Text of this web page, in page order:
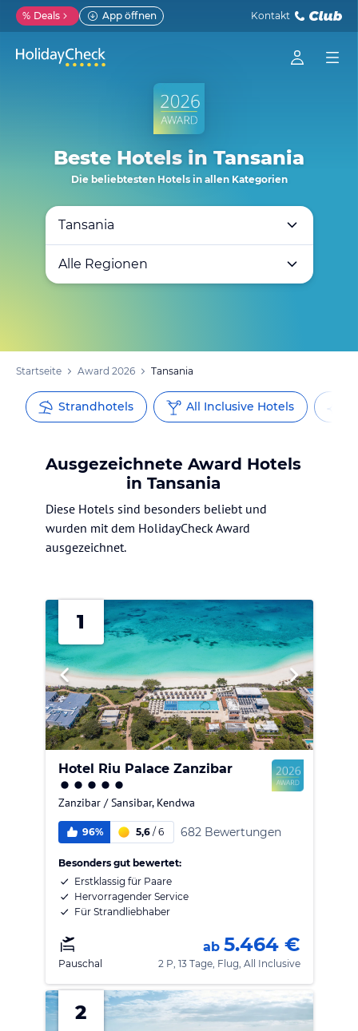
% Deals App öffnen Kontakt
Beste Hotels in Tansania
Die beliebtesten Hotels in allen Kategorien
Tansania
Alle Regionen
Startseite Award 2026 Tansania
Strandhotels All Inclusive Hotels
Ausgezeichnete Award Hotels
in Tansania
Diese Hotels sind besonders beliebt und
wurden mit dem HolidayCheck Award
ausgezeichnet.
1
Hotel Riu Palace Zanzibar
Zanzibar / Sansibar, Kendwa
96% 5,6/ 6 682 Bewertungen
Besonders gut bewertet:
Erstklassig für Paare
Hervorragender Service
Für Strandliebhaber
Pauschal
ab 5.464 €
2 P, 13 Tage, Flug, All Inclusive
2